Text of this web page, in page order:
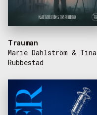
Trauman
Marie Dahlström & Tina
Rubbestad